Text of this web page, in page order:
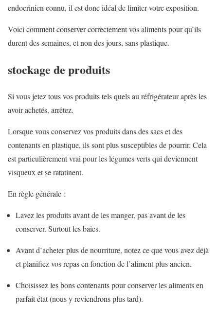
endocrinien connu, il est donc idéal de limiter votre exposition.
Voici comment conserver correctement vos aliments pour qu’ils
durent des semaines, et non des jours, sans plastique.
stockage de produits
Si vous jetez tous vos produits tels quels au réfrigérateur après les
avoir achetés, arrêtez.
Lorsque vous conservez vos produits dans des sacs et des
contenants en plastique, ils sont plus susceptibles de pourrir. Cela
est particulièrement vrai pour les légumes verts qui deviennent
visqueux et se ratatinent.
En règle générale :
Lavez les produits avant de les manger, pas avant de les
conserver. Surtout les baies.
Avant d’acheter plus de nourriture, notez ce que vous avez déjà
et planifiez vos repas en fonction de l’aliment plus ancien.
Choisissez les bons contenants pour conserver les aliments en
parfait état (nous y reviendrons plus tard).